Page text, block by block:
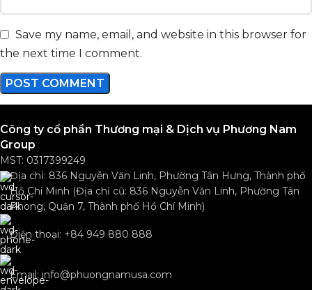
Save my name, email, and website in this browser for
the next time I comment.
Công ty cổ phần Thương mại & Dịch vụ Phương Nam
Group
MST: 0317399249
Địa chỉ: 836 Nguyễn Văn Linh, Phường Tân Hưng, Thành phố
Hồ Chí Minh (Địa chỉ cũ: 836 Nguyễn Văn Linh, Phường Tân
Phong, Quận 7, Thành phố Hồ Chí Minh)
Điện thoại: +84 949 880 888
Email: info@phuongnamusa.com